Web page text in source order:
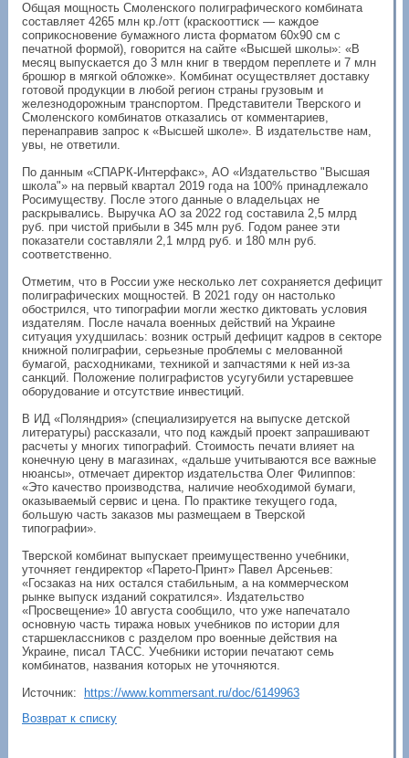
Общая мощность Смоленского полиграфического комбината
составляет 4265 млн кр./отт (краскооттиск — каждое
соприкосновение бумажного листа форматом 60х90 см с
печатной формой), говорится на сайте «Высшей школы»: «В
месяц выпускается до 3 млн книг в твердом переплете и 7 млн
брошюр в мягкой обложке». Комбинат осуществляет доставку
готовой продукции в любой регион страны грузовым и
железнодорожным транспортом. Представители Тверского и
Смоленского комбинатов отказались от комментариев,
перенаправив запрос к «Высшей школе». В издательстве нам,
увы, не ответили.
По данным «СПАРК-Интерфакс», АО «Издательство "Высшая
школа"» на первый квартал 2019 года на 100% принадлежало
Росимуществу. После этого данные о владельцах не
раскрывались. Выручка АО за 2022 год составила 2,5 млрд
руб. при чистой прибыли в 345 млн руб. Годом ранее эти
показатели составляли 2,1 млрд руб. и 180 млн руб.
соответственно.
Отметим, что в России уже несколько лет сохраняется дефицит
полиграфических мощностей. В 2021 году он настолько
обострился, что типографии могли жестко диктовать условия
издателям. После начала военных действий на Украине
ситуация ухудшилась: возник острый дефицит кадров в секторе
книжной полиграфии, серьезные проблемы с мелованной
бумагой, расходниками, техникой и запчастями к ней из-за
санкций. Положение полиграфистов усугубили устаревшее
оборудование и отсутствие инвестиций.
В ИД «Поляндрия» (специализируется на выпуске детской
литературы) рассказали, что под каждый проект запрашивают
расчеты у многих типографий. Стоимость печати влияет на
конечную цену в магазинах, «дальше учитываются все важные
нюансы», отмечает директор издательства Олег Филиппов:
«Это качество производства, наличие необходимой бумаги,
оказываемый сервис и цена. По практике текущего года,
большую часть заказов мы размещаем в Тверской
типографии».
Тверской комбинат выпускает преимущественно учебники,
уточняет гендиректор «Парето-Принт» Павел Арсеньев:
«Госзаказ на них остался стабильным, а на коммерческом
рынке выпуск изданий сократился». Издательство
«Просвещение» 10 августа сообщило, что уже напечатало
основную часть тиража новых учебников по истории для
старшеклассников с разделом про военные действия на
Украине, писал ТАСС. Учебники истории печатают семь
комбинатов, названия которых не уточняются.
Источник:
https://www.kommersant.ru/doc/6149963
Возврат к списку